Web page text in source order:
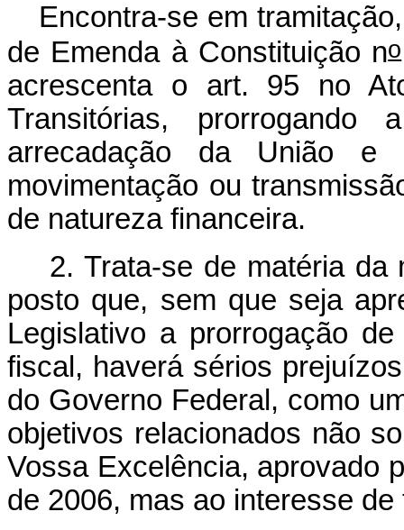
Encontra-se em
de Emenda à Constituição no
acrescenta o art. 95 no
Transitórias,
arrecadação da União e
movimentação ou
de natureza financeira.
2. Trata-se de matéria da
posto que, sem que seja
Legislativo a prorrogação
fiscal, haverá sérios
do Governo Federal, como
objetivos relacionados não
Vossa Excelência, aprovado
de 2006, mas ao interesse